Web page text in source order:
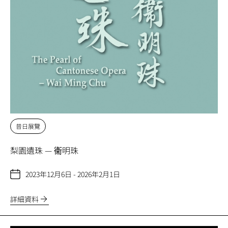
昔日展覽
梨園遺珠 — 衞明珠
2023年12月6日 - 2026年2月1日
詳細資料